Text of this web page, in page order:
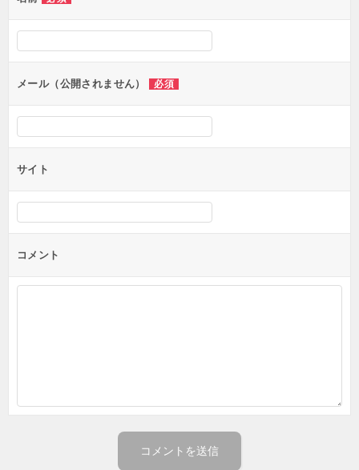
ー
シ
ンメール（公開されません） 必須
サイト
コメント